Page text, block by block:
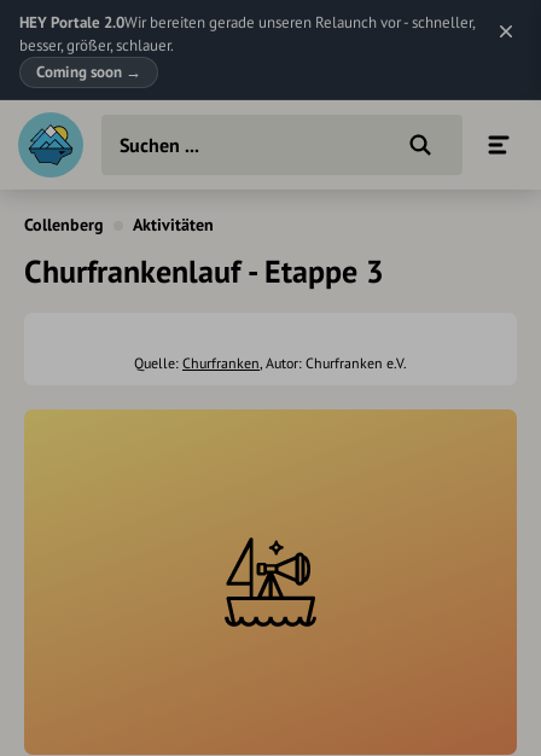
HEY Portale 2.0Wir bereiten gerade unseren Relaunch vor - schneller,
besser, größer, schlauer.
Coming soon →
Collenberg Aktivitäten
Churfrankenlauf - Etappe 3
Quelle: Churfranken, Autor: Churfranken e.V.